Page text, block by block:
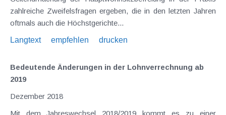
zahlreiche Zweifelsfragen ergeben, die in den letzten Jahren
oftmals auch die Höchstgerichte...
Langtext
empfehlen drucken
Bedeutende Änderungen in der Lohnverrechnung ab
2019
Dezember 2018
Mit dem Jahreswechsel 2018/2019 kommt es zu einer